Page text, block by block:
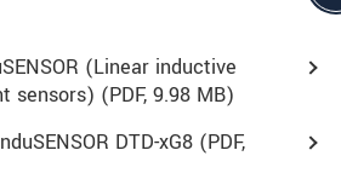
(Linear inductive
sensors) (PDF, 9.98 MB)
DTD-xG8 (PDF,